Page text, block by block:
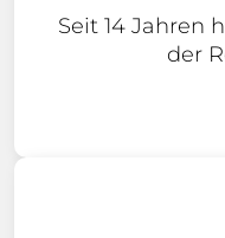
Seit 14 Jahren
der